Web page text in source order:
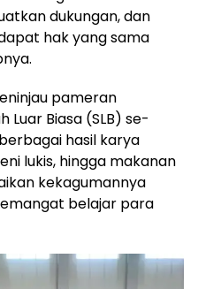
dukungan, dan
hak yang sama
pameran
Luar Biasa (SLB) se-
hasil karya
lukis, hingga makanan
kekagumannya
belajar para